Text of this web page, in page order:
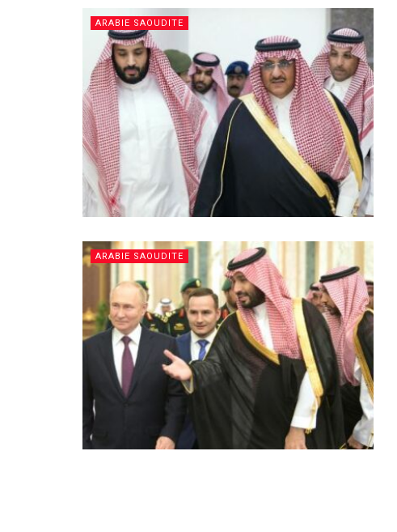
ARABIE SAOUDITE
ARABIE SAOUDITE